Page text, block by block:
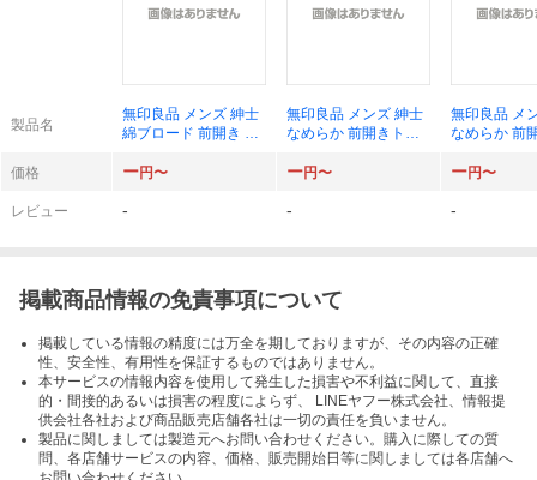
製品名
無印良品 メンズ 紳士
綿ブロード 前開き ト
ェック 良品計画
無印良品 メンズ 紳士
なめらか 前開きトラ
ネイビー 良品計画
無印良品 メ
なめらか 前
黒 良品計画
価格 ー円〜 ー円〜 ー円〜
レビュー - - -
掲載商品情報の免責事項について
掲載している情報の精度には万全を期しておりますが、その内容の正確
性、安全性、有用性を保証するものではありません。
本サービスの情報内容を使用して発生した損害や不利益に関して、直接
的・間接的あるいは損害の程度によらず、 LINEヤフー株式会社、情報提
供会社各社および商品販売店舗各社は一切の責任を負いません。
製品に関しましては製造元へお問い合わせください。購入に際しての質
問、各店舗サービスの内容、価格、販売開始日等に関しましては各店舗へ